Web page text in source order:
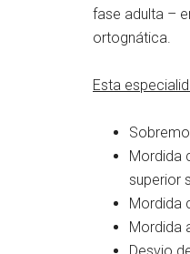
fase adulta –
ortognática.
Esta
Mordida
superior
Mordida
Mordida